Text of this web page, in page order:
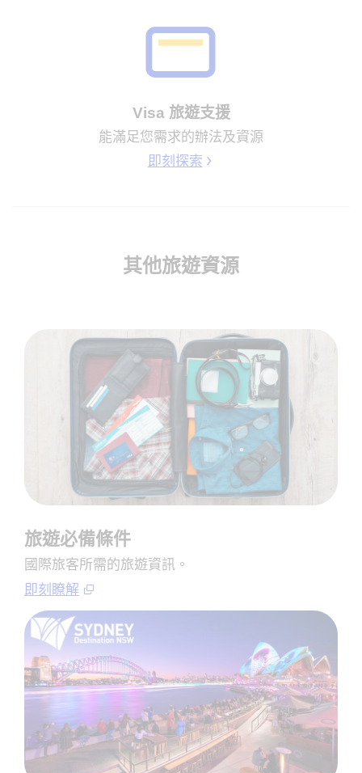
Visa 旅遊支援
能滿足您需求的辦法及資源
即刻探索
其他旅遊資源
旅遊必備條件
國際旅客所需的旅遊資訊。
即刻瞭解